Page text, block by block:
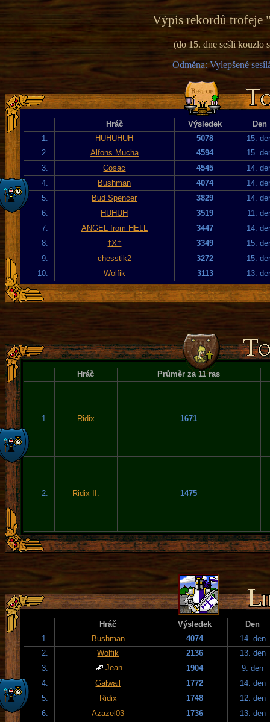
Výpis rekordů trofeje
(do 15. dne sešli kouzlo
Odměna: Vylepšené
Hráč Výsledek
Den
1.
HUHUHUH 5078
15.
2.
Alfons Mucha 4594
15.
3.
Cosac 4545
14.
4.
Bushman 4074
14.
5.
Bud Spencer 3829
14.
6.
HUHUH 3519
11.
7.
ANGEL from HELL 3447
14.
8.
†X† 3349
15.
9.
chesstik2 3272
15.
10.
Wolfik 3113 13.
Hráč Průměr za 11 ras
1. Ridix 1671
2. Ridix II. 1475
Hráč Výsledek
Den
1.
Bushman 4074
14. den
2.
Wolfik 2136
13. den
3.
Jean 1904
9. den
4.
Galwail 1772
14. den
5.
Ridix 1748
12. den
6.
Azazel03 1736
13. den